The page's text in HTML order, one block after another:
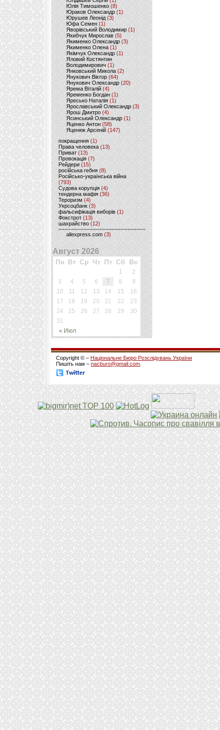
Юлія Тимошенко (8)
Юраков Олександр (1)
Юрушев Леонід (3)
Юфа Семен (1)
Яворівський Володимир (1)
Якибчук Мирослав (5)
Якименко Олександр (3)
Якименко Олена(1)
Якімчук Олександр (1)
Яловий Костянтин
Володимирович (1)
Янковський Микола(2)
Янукович Віктор (64)
Янукович Олександр(20)
Ярема Віталій(4)
Яременко Богдан(1)
Яресько Наталія(1)
Ярославський Олександр (3)
Ярош Дмитро (4)
Ясинський Олександр (1)
Яценко Антон(58)
Яценюк Арсеній (147)
покращення (1)
Права человека(13)
Приват (13)
Провокація (7)
Рейдери (15)
російська гебня (8)
Російсько-українська війна
(793)
Судова корупція (4)
тендерна мафія (36)
Тероризм (4)
Укрсоцбанк (3)
фальсифікація виборів (1)
Фокстрот(13)
шахрайство (12)
aliexpress.com (3)
Август 2026
Пн Вт Ср Чт Пт Сб Вс
« Июл
1
2
3
4 5 6 7 8
9
10
11 12 13 14 15
16
17
18 19 20 21 22
23
24
25 26 27 28 29
30
31
Copyright © – Національне Бюро Розслідувань України
Пишіть нам – nacburo@gmail.com